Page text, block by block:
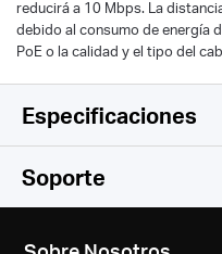
reducirá a 10 Mbps. La
debido al consumo de energía
PoE o la calidad y el tipo del
Especificaciones
Características de
Soporte